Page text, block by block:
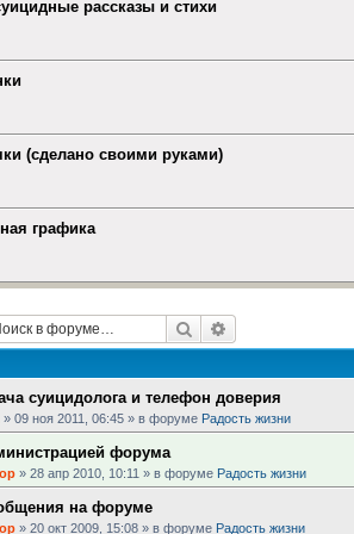
рассказы и стихи
(сделано своими руками)
графика
Поиск
суицидолога и телефон доверия
» 09 ноя 2011, 06:45 » в форуме Радость жизни
форума
» 28 апр 2010, 10:11 » в форуме Радость жизни
на форуме
» 20 окт 2009, 15:08 » в форуме Радость жизни